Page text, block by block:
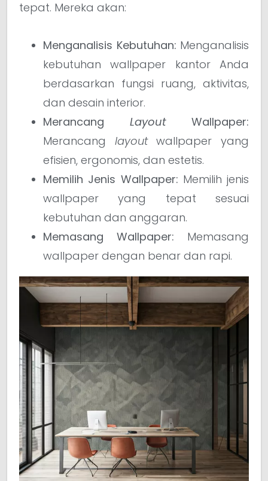
tepat. Mereka akan:
Menganalisis Kebutuhan: Menganalisis
kebutuhan wallpaper kantor Anda
berdasarkan fungsi ruang, aktivitas,
dan desain interior.
Merancang LayoutWallpaper:
Merancang layoutwallpaper yang
efisien, ergonomis, dan estetis.
Memilih Jenis Wallpaper: Memilih jenis
wallpaper yang tepat sesuai
kebutuhan dan anggaran.
Memasang Wallpaper: Memasang
wallpaper dengan benar dan rapi.